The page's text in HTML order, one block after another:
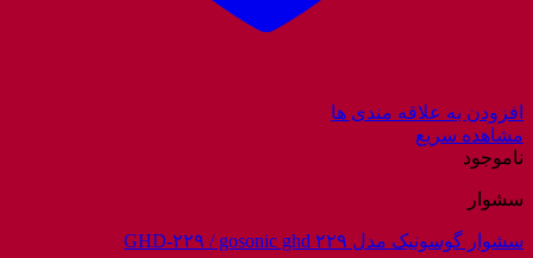
افزودن به علاقه مندی ها
مشاهده سریع
ناموجود
سشوار
سشوار گوسونیک مدل GHD-۲۲۹ / gosonic ghd ۲۲۹